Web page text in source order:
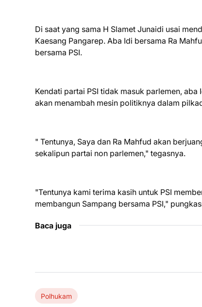
Di saat yang sama H Slamet Junaidi usai
Kaesang Pangarep. Aba Idi bersama Ra
bersama PSI.
Kendati partai PSI tidak masuk parlemen,
akan menambah mesin politiknya dalam
" Tentunya, Saya dan Ra Mahfud akan
sekalipun partai non parlemen," tegasnya.
"Tentunya kami terima kasih untuk PSI
membangun Sampang bersama PSI,"
Baca juga
Polhukam